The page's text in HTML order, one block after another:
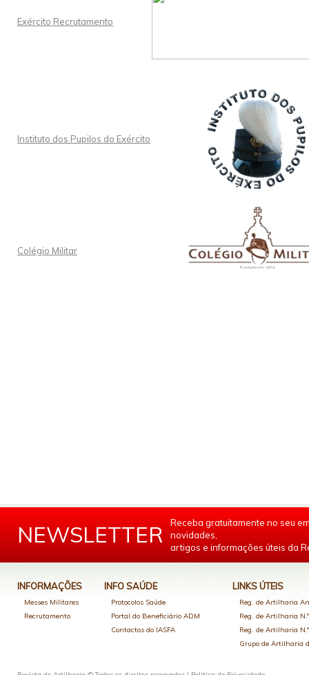
Exército Recrutamento
Instituto dos Pupilos do Exército
Colégio Militar
NEWSLETTER
Receba gratuitamente no seu
novidades,
artigos e informações úteis da
INFORMAÇÕES
Messes Militares
Recrutamento
INFO SAÚDE
Protocolos Saúde
Portal do Beneficiário ADM
Contactos do IASFA
LINKS ÚTEIS
Reg. de Artilharia
Reg. de Artilharia
Reg. de Artilharia
Grupo de Artilharia